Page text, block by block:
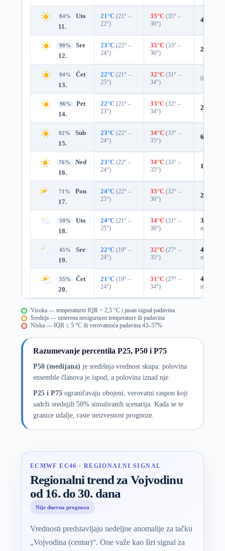
84%
Uto
11.
21°C (21° –
22°)
35°C (35° –
36°)
4%
90%
Sre
12.
23°C (22° –
24°)
35°C (33° –
36°)
2%
94%
Čet
13.
22°C (21° –
25°)
32°C (31° –
34°)
0%
96%
Pet
14.
22°C (21° –
23°)
33°C (32° –
34°)
2%
92%
Sub
15.
23°C (22° –
24°)
34°C (33° –
35°)
6%
76%
Ned
16.
23°C (22° –
24°)
34°C (33° –
35°)
16%
71%
Pon
17.
24°C (22° –
25°)
35°C (32° –
36°)
22%
59%
Uto
18.
24°C (21° –
25°)
34°C (31° –
36°)
35%
mm)
45%
Sre
19.
22°C (19° –
24°)
32°C (27° –
35°)
43%
mm)
55%
Čet
20.
21°C (19° –
24°)
31°C (27° –
34°)
41%
mm)
Visoka — temperaturni IQR < 2,5 °C i jasan signal padavina
Srednja — umerena nesigurnost temperature ili padavina
Niska — IQR ≥ 5 °C ili verovatnoća padavina 43–57%
Razumevanje percentila P25, P50 i P75
P50 (medijana) je središnja vrednost skupa: polovina
ensemble članova je ispod, a polovina iznad nje.
P25 i P75ograničavaju obojeni, verovatni raspon koji
sadrži srednjih 50% simuliranih scenarija. Kada se te
granice udalje, raste neizvesnost prognoze.
ECMWF EC46 · REGIONALNI SIGNAL
Regionalni trend za Vojvodinu
od 16. do 30. dana
Nije dnevna prognoza
Vrednosti predstavljaju nedeljne anomalije za tačku
„Vojvodina (centar)“. One važe kao širi signal za